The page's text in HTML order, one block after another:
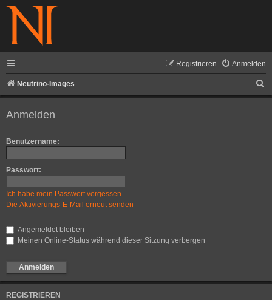
Anmelden
Registrieren
Neutrino-Images
u
Anmelden
Benutzername:
Passwort:
Ich habe mein Passwort vergessen
Die Aktivierungs-E-Mail erneut senden
Angemeldet bleiben
Meinen Online-Status während dieser Sitzung verbergen
REGISTRIEREN